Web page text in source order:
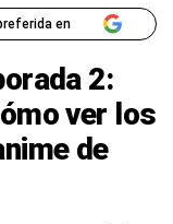
en
2:
ver los
de